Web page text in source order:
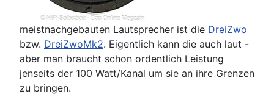
meistnachgebauten Lautsprecher ist die DreiZwo
bzw. DreiZwoMk2. Eigentlich kann die auch laut -
aber man braucht schon ordentlich Leistung
jenseits der 100 Watt/Kanal um sie an ihre Grenzen
zu bringen.